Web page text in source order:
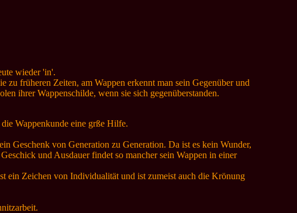
wieder 'in'.
früheren Zeiten, am Wappen erkennt man sein Gegenüber und
ihrer Wappenschilde, wenn sie sich gegenüberstanden.
Wappenkunde eine grße Hilfe.
Geschenk von Generation zu Generation. Da ist es kein Wunder,
und Ausdauer findet so mancher sein Wappen in einer
ein Zeichen von Individualität und ist zumeist auch die Krönung